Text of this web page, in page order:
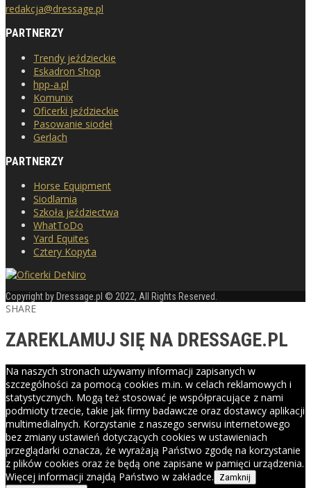
redakcja@dressage.pl
PARTNERZY
Trendy jeździeckie
Eskadron Shop
hpp-a.pl
Komunix
Oficerki jeździeckie
Pasowanie siodeł
Gerlach
PARTNERZY
Horse Equipment
Siodlarnia
Szkoła jeździectwa
WhatToDo
Yard Equites
Cztery Kopyta
Copyright by Dressage.pl © 2022, All Rights Reserved.
SHARE
ZAREKLAMUJ SIĘ NA DRESSAGE.PL
Na naszych stronach używamy informacji zapisanych w
szczególności za pomocą cookies m.in. w celach reklamowych i
statystycznych. Mogą też stosować je współpracujące z nami
podmioty trzecie, takie jak firmy badawcze oraz dostawcy aplikacji
multimedialnych. Korzystanie z naszego serwisu internetowego
bez zmiany ustawień dotyczących cookies w ustawieniach
przeglądarki oznacza, że wyrażają Państwo zgodę na korzystanie
z plików cookies oraz że będą one zapisane w pamięci urządzenia.
Więcej informacji znajdą Państwo w zakładce.
Zamknij